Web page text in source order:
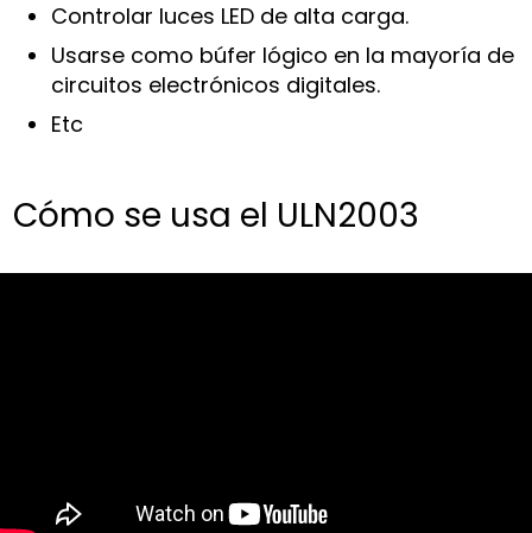
Controlar luces LED de alta carga.
Usarse como búfer lógico en la mayoría de
circuitos electrónicos digitales.
Etc
Cómo se usa el ULN2003